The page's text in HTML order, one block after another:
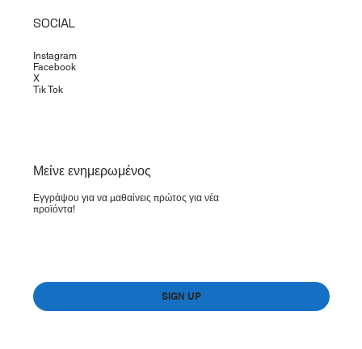
SOCIAL
Instagram
Facebook
X
Tik Tok
​Μείνε ενημερωμένος
Εγγράψου για να μαθαίνεις πρώτος για νέα
προϊόντα!
SIGN UP